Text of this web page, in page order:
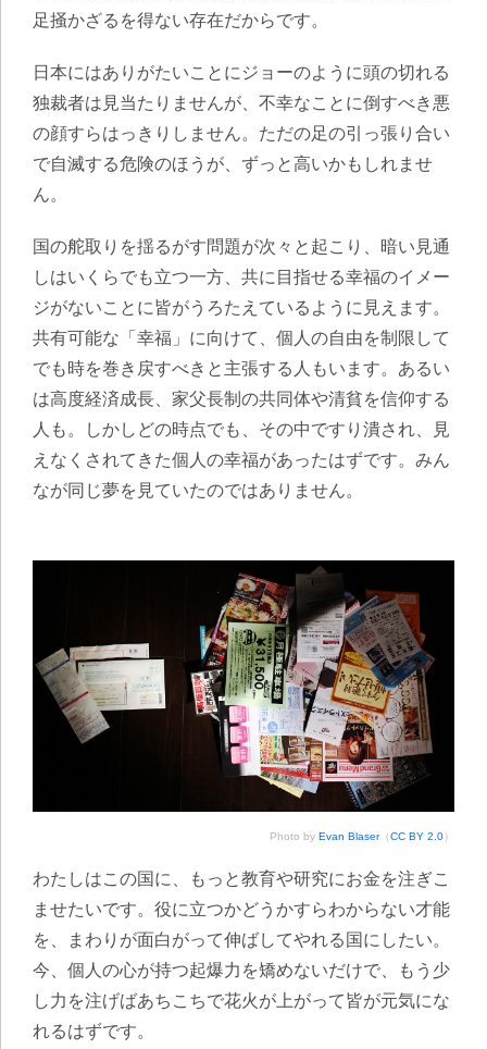
足掻かざるを得ない存在だからです。
日本にはありがたいことにジョーのように頭の切れる
独裁者は見当たりませんが、不幸なことに倒すべき悪
の顔すらはっきりしません。ただの足の引っ張り合い
で自滅する危険のほうが、ずっと高いかもしれませ
ん。
国の舵取りを揺るがす問題が次々と起こり、暗い見通
しはいくらでも立つ一方、共に目指せる幸福のイメー
ジがないことに皆がうろたえているように見えます。
共有可能な「幸福」に向けて、個人の自由を制限して
でも時を巻き戻すべきと主張する人もいます。あるい
は高度経済成長、家父長制の共同体や清貧を信仰する
人も。しかしどの時点でも、その中ですり潰され、見
えなくされてきた個人の幸福があったはずです。みん
なが同じ夢を見ていたのではありません。
Photo by Evan Blaser（CC BY 2.0）
わたしはこの国に、もっと教育や研究にお金を注ぎこ
ませたいです。役に立つかどうかすらわからない才能
を、まわりが面白がって伸ばしてやれる国にしたい。
今、個人の心が持つ起爆力を矯めないだけで、もう少
し力を注げばあちこちで花火が上がって皆が元気にな
れるはずです。